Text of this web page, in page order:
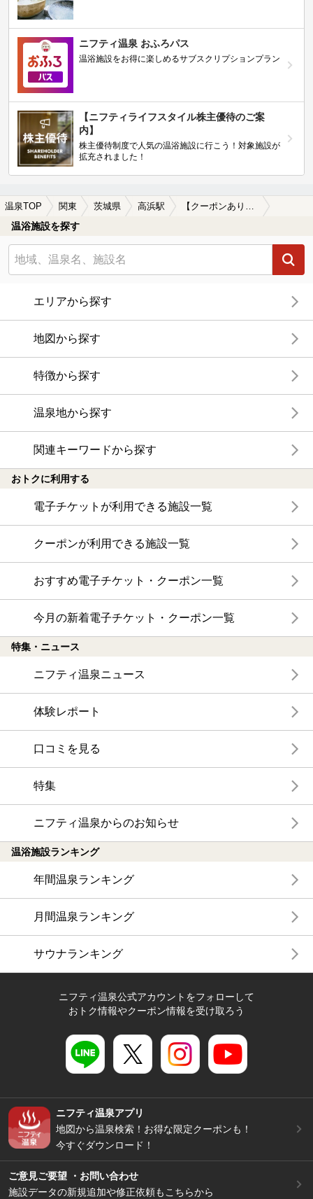
ニフティ温泉 おふろパス
温浴施設をお得に楽しめるサブスクリプションプラン
【ニフティライフスタイル株主優待のご案
内】
株主優待制度で人気の温浴施設に行こう！対象施設が
拡充されました！
温泉TOP 関東 茨城県 高浜駅
温浴施設を探す
エリアから探す
地図から探す
特徴から探す
温泉地から探す
関連キーワードから探す
おトクに利用する
電子チケットが利用できる施設一覧
クーポンが利用できる施設一覧
おすすめ電子チケット・クーポン一覧
今月の新着電子チケット・クーポン一覧
特集・ニュース
ニフティ温泉ニュース
体験レポート
口コミを見る
特集
ニフティ温泉からのお知らせ
温浴施設ランキング
年間温泉ランキング
月間温泉ランキング
サウナランキング
ニフティ温泉公式アカウントをフォローして
おトク情報やクーポン情報を受け取ろう
ニフティ温泉アプリ
地図から温泉検索！お得な限定クーポンも！
今すぐダウンロード！
ご意見ご要望 ・お問い合わせ
施設データの新規追加や修正依頼もこちらから